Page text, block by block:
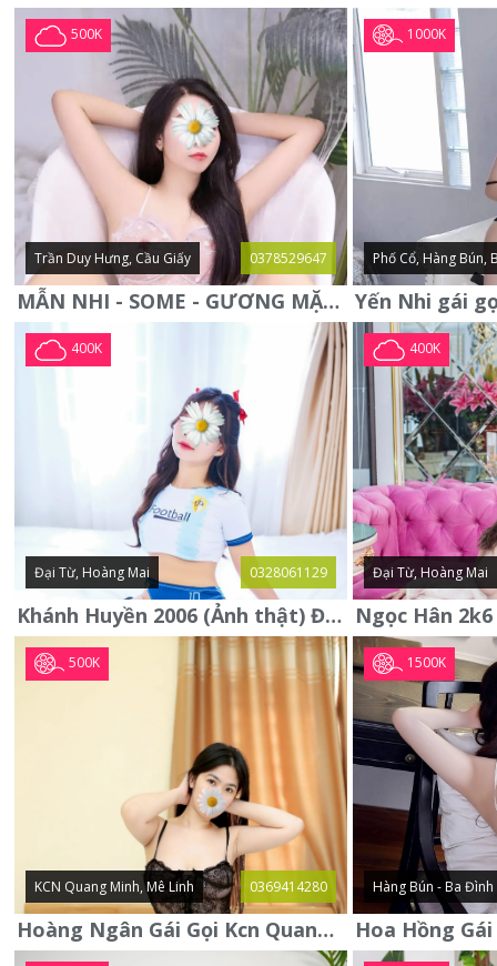
500K
Trần Duy Hưng, Cầu Giấy 0378529647
MẪN NHI - SOME - GƯƠNG MẶT XINH XẮN -CỰC CHIỀU KHÁCH
1000K
Phố Cổ, Hàng Bún,
400K
Đại Từ, Hoàng Mai 0328061129
Khánh Huyền 2006 (Ảnh thật) Đại từ - Hoàng Mai
400K
Đại Từ, Hoàng Mai
500K
KCN Quang Minh, Mê Linh 0369414280
Hoàng Ngân Gái Gọi Kcn Quang Minh - Mê Linh . Hàng Vip Lần Đầu
1500K
Hàng Bún - Ba Đình